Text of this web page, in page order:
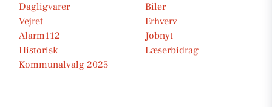
Dagligvarer
Biler
Vejret
Erhverv
Alarm112
Jobnyt
Historisk
Læserbidrag
Kommunalvalg 2025